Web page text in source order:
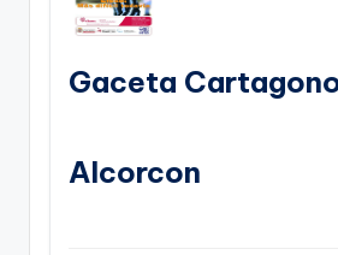
Gaceta
Alcorcon